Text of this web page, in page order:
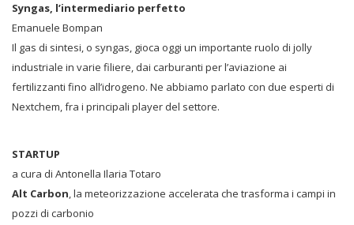
Syngas, l’intermediario perfetto
Emanuele Bompan
Il gas di sintesi, o syngas, gioca oggi un importante ruolo di jolly
industriale in varie filiere, dai carburanti per l’aviazione ai
fertilizzanti fino all’idrogeno. Ne abbiamo parlato con due esperti di
Nextchem, fra i principali player del settore.
STARTUP
a cura di Antonella Ilaria Totaro
Alt Carbon, la meteorizzazione accelerata che trasforma i campi in
pozzi di carbonio